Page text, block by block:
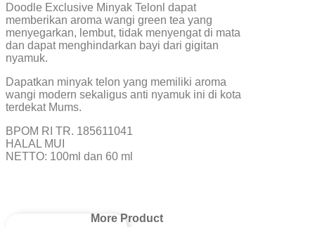
Doodle Exclusive Minyak Telonl dapat
memberikan aroma wangi green tea yang
menyegarkan, lembut, tidak menyengat di mata
dan dapat menghindarkan bayi dari gigitan
nyamuk.
Dapatkan minyak telon yang memiliki aroma
wangi modern sekaligus anti nyamuk ini di kota
terdekat Mums.
BPOM RI TR. 185611041
HALAL MUI
NETTO: 100ml dan 60 ml
More Product